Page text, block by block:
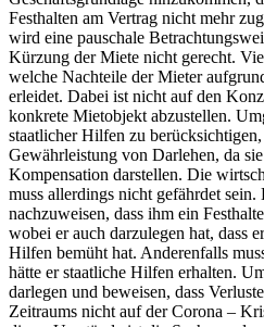
Festhalten am Vertrag nicht mehr
wird eine pauschale
Kürzung der Miete nicht gerecht.
welche Nachteile der Mieter
erleidet. Dabei ist nicht auf den
konkrete Mietobjekt abzustellen.
staatlicher Hilfen zu
Gewährleistung von Darlehen, da
Kompensation darstellen. Die
muss allerdings nicht gefährdet
nachzuweisen, dass ihm ein
wobei er auch darzulegen hat, dass
Hilfen bemüht hat. Anderenfalls
hätte er staatliche Hilfen erhalten.
darlegen und beweisen, dass
Zeitraums nicht auf der Corona –